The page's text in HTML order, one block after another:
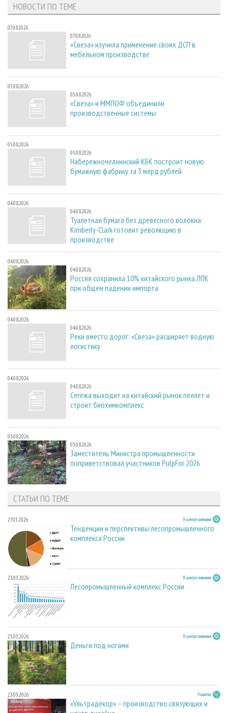
НОВОСТИ ПО ТЕМЕ
07.08.2026
07.08.2026
«Свеза» изучила применение своих ДСП в
мебельном производстве
05.08.2026
05.08.2026
«Свеза» и ММПОФ объединили
производственные системы
05.08.2026
05.08.2026
Набережночелнинский КБК построит новую
бумажную фабрику за 3 млрд рублей
04.08.2026
04.08.2026
Туалетная бумага без древесного волокна:
Kimberly-Clark готовит революцию в
производстве
04.08.2026
04.08.2026
Россия сохранила 10% китайского рынка ЛПК
при общем падении импорта
04.08.2026
04.08.2026
Реки вместо дорог: «Свеза» расширяет водную
логистику
04.08.2026
04.08.2026
Сегежа выходит на китайский рынок пеллет и
строит биохимкомплекс
03.08.2026
03.08.2026
Заместитель Министра промышленности
поприветствовал участников PulpFor 2026
СТАТЬИ ПО ТЕМЕ
27.05.2026 В центре внимания
Тенденции и перспективы лесопромышленного
комплекса России
23.03.2026 В центре внимания
Лесопромышленный комплекс России
23.03.2026 В центре внимания
Деньги под ногами
23.03.2026 Развитие
«Ультрадекор» – производство связующих и